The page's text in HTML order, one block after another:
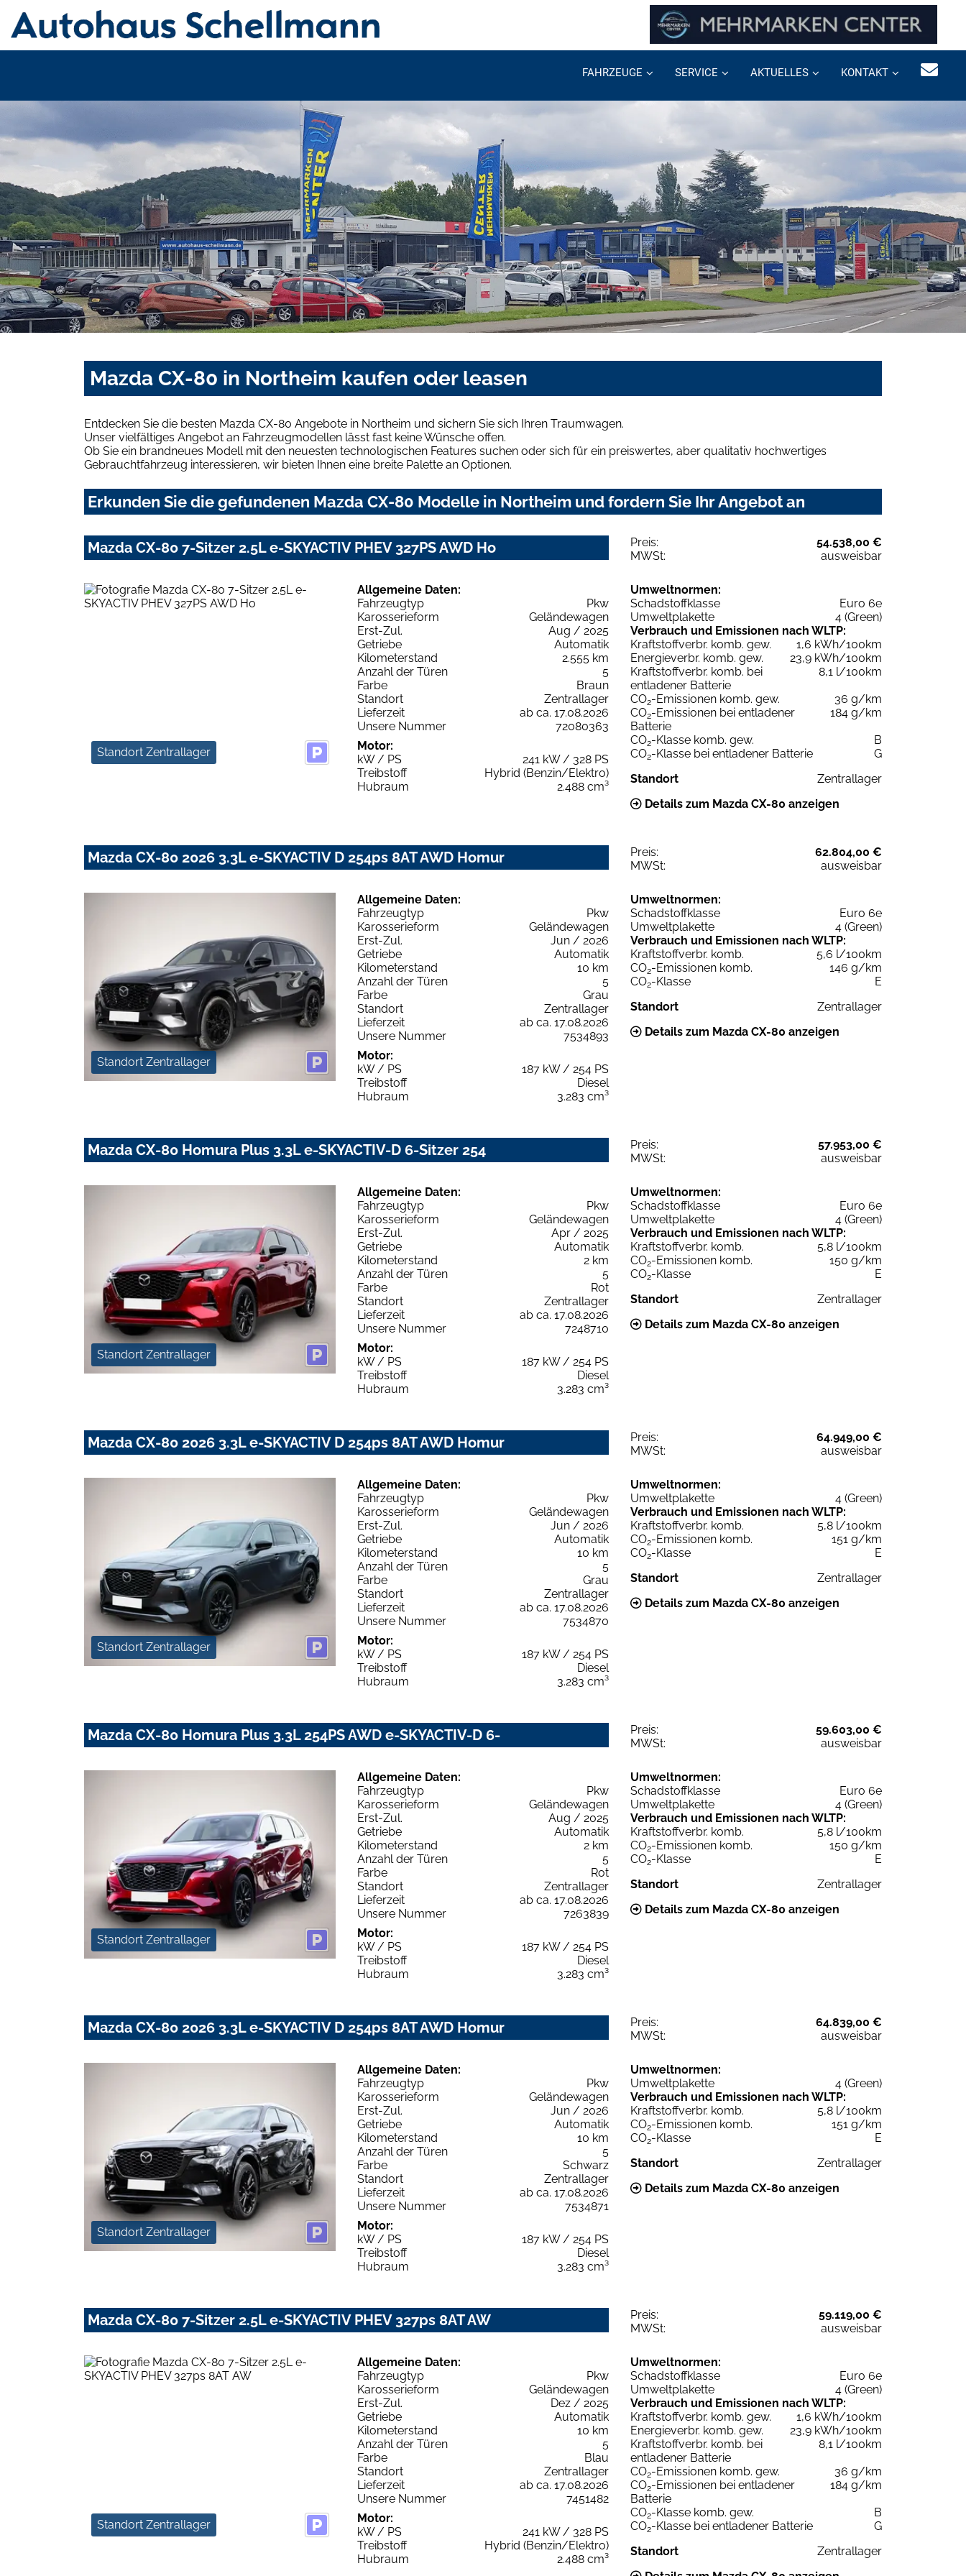
FAHRZEUGE SERVICE AKTUELLES KONTAKT
Mazda CX-80 in Northeim kaufen oder leasen
Entdecken Sie die besten Mazda CX-80 Angebote in Northeim und sichern Sie sich Ihren Traumwagen.
Unser vielfältiges Angebot an Fahrzeugmodellen lässt fast keine Wünsche offen.
Ob Sie ein brandneues Modell mit den neuesten technologischen Features suchen oder sich für ein preiswertes, aber qualitativ hochwertiges
Gebrauchtfahrzeug interessieren, wir bieten Ihnen eine breite Palette an Optionen.
Erkunden Sie die gefundenen Mazda CX-80 Modelle in Northeim und fordern Sie Ihr Angebot an
Mazda CX-80 7-Sitzer 2.5L e-SKYACTIV PHEV 327PS AWD Ho Preis:
54.538,00 €
MWSt:
ausweisbar
Standort Zentrallager
Allgemeine Daten:
Fahrzeugtyp
Pkw
Karosserieform
Geländewagen
Erst-Zul.
Aug / 2025
Getriebe
Automatik
Kilometerstand
2.555 km
Anzahl der Türen
5
Farbe
Braun
Standort
Zentrallager
Lieferzeit
ab ca. 17.08.2026
Unsere Nummer
72080363
Motor:
kW / PS
241 kW / 328 PS
Treibstoff
Hybrid (Benzin/Elektro)
Hubraum
2.488 cm³
Umweltnormen:
Schadstoffklasse
Euro 6e
Umweltplakette
4 (Green)
Verbrauch und Emissionen nach WLTP:
Kraftstoffverbr. komb. gew.
1,6 kWh/100km
Energieverbr. komb. gew.
23,9 kWh/100km
Kraftstoffverbr. komb. bei
entladener Batterie
8,1 l/100km
CO2-Emissionen komb. gew.
36 g/km
CO2-Emissionen bei entladener
Batterie
184 g/km
CO2-Klasse komb. gew.
B
CO2-Klasse bei entladener Batterie
G
Standort
Zentrallager
Details zum Mazda CX-80 anzeigen
Mazda CX-80 2026 3.3L e-SKYACTIV D 254ps 8AT AWD Homur Preis:
62.804,00 €
MWSt:
ausweisbar
Standort Zentrallager
Allgemeine Daten:
Fahrzeugtyp
Pkw
Karosserieform
Geländewagen
Erst-Zul.
Jun / 2026
Getriebe
Automatik
Kilometerstand
10 km
Anzahl der Türen
5
Farbe
Grau
Standort
Zentrallager
Lieferzeit
ab ca. 17.08.2026
Unsere Nummer
7534893
Motor:
kW / PS
187 kW / 254 PS
Treibstoff
Diesel
Hubraum
3.283 cm³
Umweltnormen:
Schadstoffklasse
Euro 6e
Umweltplakette
4 (Green)
Verbrauch und Emissionen nach WLTP:
Kraftstoffverbr. komb.
5,6 l/100km
CO2-Emissionen komb.
146 g/km
CO2-Klasse
E
Standort
Zentrallager
Details zum Mazda CX-80 anzeigen
Mazda CX-80 Homura Plus 3.3L e-SKYACTIV-D 6-Sitzer 254 Preis:
57.953,00 €
MWSt:
ausweisbar
Standort Zentrallager
Allgemeine Daten:
Fahrzeugtyp
Pkw
Karosserieform
Geländewagen
Erst-Zul.
Apr / 2025
Getriebe
Automatik
Kilometerstand
2 km
Anzahl der Türen
5
Farbe
Rot
Standort
Zentrallager
Lieferzeit
ab ca. 17.08.2026
Unsere Nummer
7248710
Motor:
kW / PS
187 kW / 254 PS
Treibstoff
Diesel
Hubraum
3.283 cm³
Umweltnormen:
Schadstoffklasse
Euro 6e
Umweltplakette
4 (Green)
Verbrauch und Emissionen nach WLTP:
Kraftstoffverbr. komb.
5,8 l/100km
CO2-Emissionen komb.
150 g/km
CO2-Klasse
E
Standort
Zentrallager
Details zum Mazda CX-80 anzeigen
Mazda CX-80 2026 3.3L e-SKYACTIV D 254ps 8AT AWD Homur Preis:
64.949,00 €
MWSt:
ausweisbar
Standort Zentrallager
Allgemeine Daten:
Fahrzeugtyp
Pkw
Karosserieform
Geländewagen
Erst-Zul.
Jun / 2026
Getriebe
Automatik
Kilometerstand
10 km
Anzahl der Türen
5
Farbe
Grau
Standort
Zentrallager
Lieferzeit
ab ca. 17.08.2026
Unsere Nummer
7534870
Motor:
kW / PS
187 kW / 254 PS
Treibstoff
Diesel
Hubraum
3.283 cm³
Umweltnormen:
Umweltplakette
4 (Green)
Verbrauch und Emissionen nach WLTP:
Kraftstoffverbr. komb.
5,8 l/100km
CO2-Emissionen komb.
151 g/km
CO2-Klasse
E
Standort
Zentrallager
Details zum Mazda CX-80 anzeigen
Mazda CX-80 Homura Plus 3.3L 254PS AWD e-SKYACTIV-D 6- Preis:
59.603,00 €
MWSt:
ausweisbar
Standort Zentrallager
Allgemeine Daten:
Fahrzeugtyp
Pkw
Karosserieform
Geländewagen
Erst-Zul.
Aug / 2025
Getriebe
Automatik
Kilometerstand
2 km
Anzahl der Türen
5
Farbe
Rot
Standort
Zentrallager
Lieferzeit
ab ca. 17.08.2026
Unsere Nummer
7263839
Motor:
kW / PS
187 kW / 254 PS
Treibstoff
Diesel
Hubraum
3.283 cm³
Umweltnormen:
Schadstoffklasse
Euro 6e
Umweltplakette
4 (Green)
Verbrauch und Emissionen nach WLTP:
Kraftstoffverbr. komb.
5,8 l/100km
CO2-Emissionen komb.
150 g/km
CO2-Klasse
E
Standort
Zentrallager
Details zum Mazda CX-80 anzeigen
Mazda CX-80 2026 3.3L e-SKYACTIV D 254ps 8AT AWD Homur Preis:
64.839,00 €
MWSt:
ausweisbar
Standort Zentrallager
Allgemeine Daten:
Fahrzeugtyp
Pkw
Karosserieform
Geländewagen
Erst-Zul.
Jun / 2026
Getriebe
Automatik
Kilometerstand
10 km
Anzahl der Türen
5
Farbe
Schwarz
Standort
Zentrallager
Lieferzeit
ab ca. 17.08.2026
Unsere Nummer
7534871
Motor:
kW / PS
187 kW / 254 PS
Treibstoff
Diesel
Hubraum
3.283 cm³
Umweltnormen:
Umweltplakette
4 (Green)
Verbrauch und Emissionen nach WLTP:
Kraftstoffverbr. komb.
5,8 l/100km
CO2-Emissionen komb.
151 g/km
CO2-Klasse
E
Standort
Zentrallager
Details zum Mazda CX-80 anzeigen
Mazda CX-80 7-Sitzer 2.5L e-SKYACTIV PHEV 327ps 8AT AW Preis:
59.119,00 €
MWSt:
ausweisbar
Standort Zentrallager
Allgemeine Daten:
Fahrzeugtyp
Pkw
Karosserieform
Geländewagen
Erst-Zul.
Dez / 2025
Getriebe
Automatik
Kilometerstand
10 km
Anzahl der Türen
5
Farbe
Blau
Standort
Zentrallager
Lieferzeit
ab ca. 17.08.2026
Unsere Nummer
7451482
Motor:
kW / PS
241 kW / 328 PS
Treibstoff
Hybrid (Benzin/Elektro)
Hubraum
2.488 cm³
Umweltnormen:
Schadstoffklasse
Euro 6e
Umweltplakette
4 (Green)
Verbrauch und Emissionen nach WLTP:
Kraftstoffverbr. komb. gew.
1,6 kWh/100km
Energieverbr. komb. gew.
23,9 kWh/100km
Kraftstoffverbr. komb. bei
entladener Batterie
8,1 l/100km
CO2-Emissionen komb. gew.
36 g/km
CO2-Emissionen bei entladener
Batterie
184 g/km
CO2-Klasse komb. gew.
B
CO2-Klasse bei entladener Batterie
G
Standort
Zentrallager